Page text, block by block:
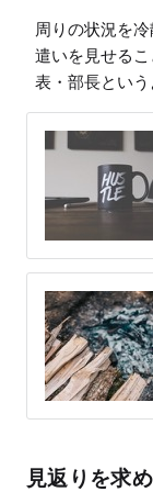
周りの状況を
遣いを見せる
表・部長という
見返りを求